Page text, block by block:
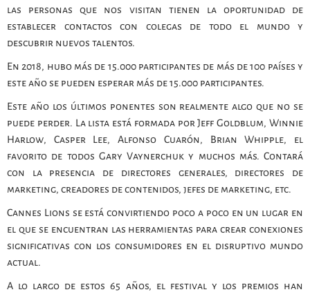
las personas que nos visitan tienen la oportunidad de
establecer contactos con colegas de todo el mundo y
descubrir nuevos talentos.
En 2018, hubo más de 15.000 participantes de más de 100 países y
este año se pueden esperar más de 15.000 participantes.
Este año los últimos ponentes son realmente algo que no se
puede perder. La lista está formada por Jeff Goldblum, Winnie
Harlow, Casper Lee, Alfonso Cuarón, Brian Whipple, el
favorito de todos Gary Vaynerchuk y muchos más. Contará
con la presencia de directores generales, directores de
marketing, creadores de contenidos, jefes de marketing, etc.
Cannes Lions se está convirtiendo poco a poco en un lugar en
el que se encuentran las herramientas para crear conexiones
significativas con los consumidores en el disruptivo mundo
actual.
A lo largo de estos 65 años, el festival y los premios han